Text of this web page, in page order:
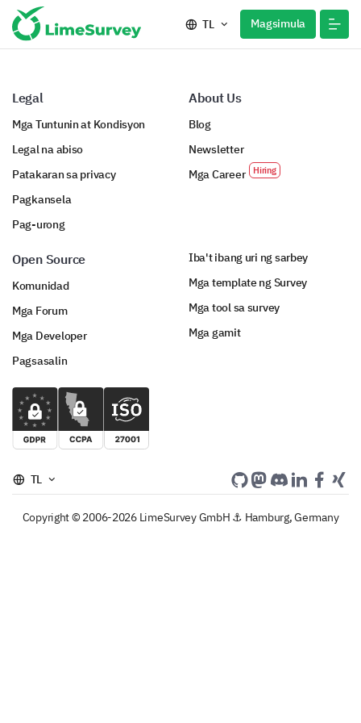
TL Magsimula
Legal
Mga Tuntunin at Kondisyon
Legal na abiso
Patakaran sa privacy
Pagkansela
Pag-urong
About Us
Blog
Newsletter
Mga Career
Open Source
Komunidad
Mga Forum
Mga Developer
Pagsasalin
Iba't ibang uri ng sarbey
Mga template ng Survey
Mga tool sa survey
Mga gamit
TL
Copyright © 2006-2026 LimeSurvey GmbH ⚓ Hamburg, Germany